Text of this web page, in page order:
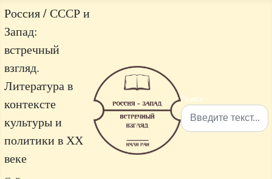
Россия / СССР и
Запад:
встречный
взгляд.
Литература в
контексте
культуры и
политики в ХХ
веке
Поиск